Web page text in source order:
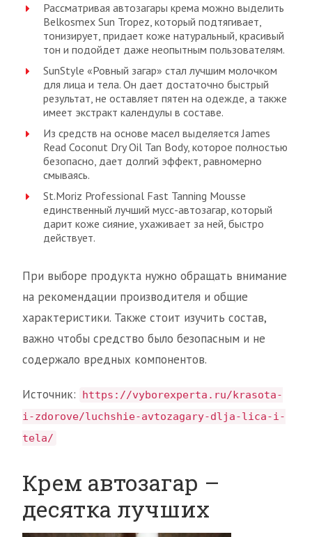
Рассматривая автозагары крема можно выделить
Belkosmex Sun Tropez, который подтягивает,
тонизирует, придает коже натуральный, красивый
тон и подойдет даже неопытным пользователям.
SunStyle «Ровный загар» стал лучшим молочком
для лица и тела. Он дает достаточно быстрый
результат, не оставляет пятен на одежде, а также
имеет экстракт календулы в составе.
Из средств на основе масел выделяется James
Read Coconut Dry Oil Tan Body, которое полностью
безопасно, дает долгий эффект, равномерно
смываясь.
St.Moriz Professional Fast Tanning Mousse
единственный лучший мусс-автозагар, который
дарит коже сияние, ухаживает за ней, быстро
действует.
При выборе продукта нужно обращать внимание
на рекомендации производителя и общие
характеристики. Также стоит изучить состав,
важно чтобы средство было безопасным и не
содержало вредных компонентов.
Источник:
https://vyborexperta.ru/krasota-
i-zdorove/luchshie-avtozagary-dlja-lica-i-
tela/
Крем автозагар –
десятка лучших